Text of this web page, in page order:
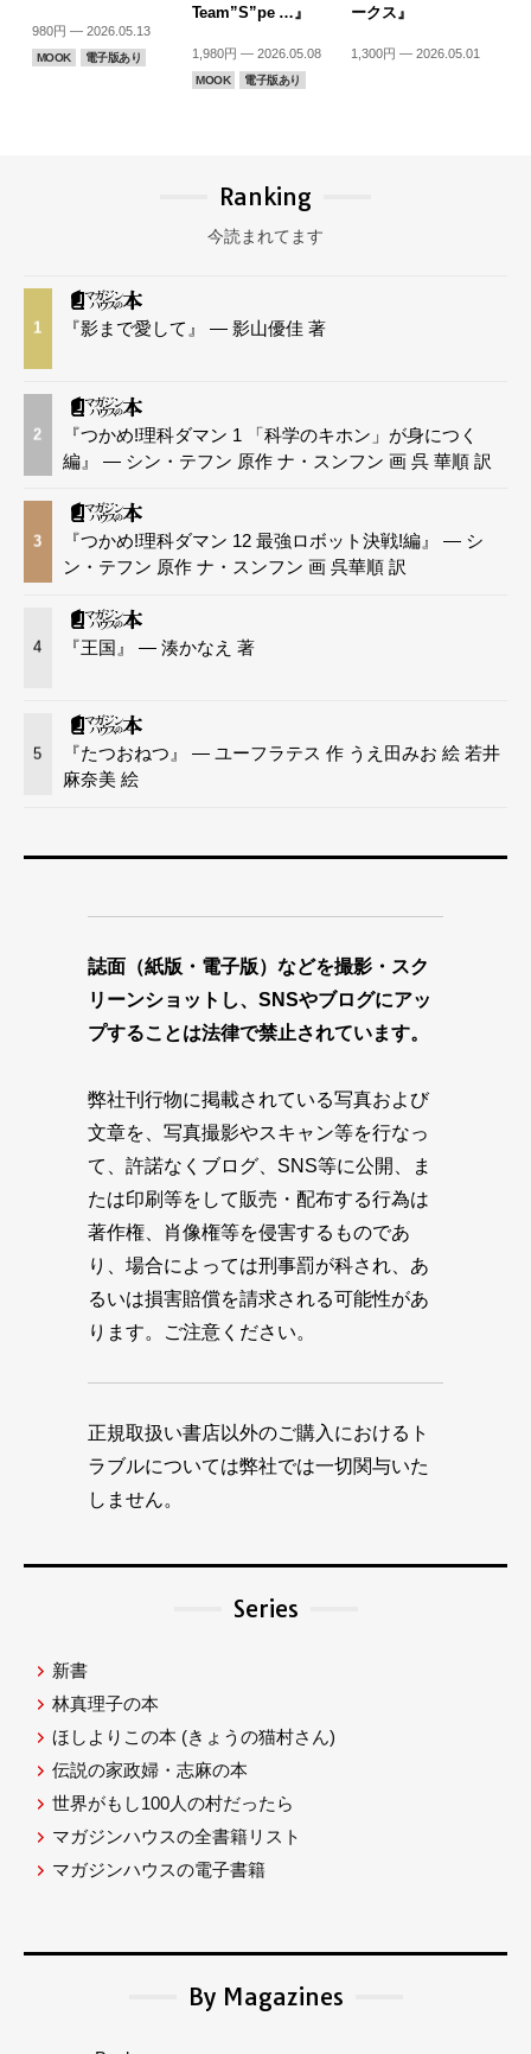
980円 — 2026.05.13
MOOK 電子版あり
Team”S”pe …』
1,980円 — 2026.05.08
MOOK 電子版あり
ークス』
1,300円 — 2026.05.01
Ranking
今読まれてます
1 『影まで愛して』 — 影山優佳 著
2
『つかめ!理科ダマン 1 「科学のキホン」が身につく
編』 — シン・テフン 原作 ナ・スンフン 画 呉 華順 訳
3
『つかめ!理科ダマン 12 最強ロボット決戦!編』 — シ
ン・テフン 原作 ナ・スンフン 画 呉華順 訳
4 『王国』 — 湊かなえ 著
5
『たつおねつ』 — ユーフラテス 作 うえ田みお 絵 若井
麻奈美 絵
誌面（紙版・電子版）などを撮影・スク
リーンショットし、SNSやブログにアッ
プすることは法律で禁止されています。
弊社刊行物に掲載されている写真および
文章を、写真撮影やスキャン等を行なっ
て、許諾なくブログ、SNS等に公開、ま
たは印刷等をして販売・配布する行為は
著作権、肖像権等を侵害するものであ
り、場合によっては刑事罰が科され、あ
るいは損害賠償を請求される可能性があ
ります。ご注意ください。
正規取扱い書店以外のご購入におけるト
ラブルについては弊社では一切関与いた
しません。
Series
新書
林真理子の本
ほしよりこの本 (きょうの猫村さん)
伝説の家政婦・志麻の本
世界がもし100人の村だったら
マガジンハウスの全書籍リスト
マガジンハウスの電子書籍
By Magazines